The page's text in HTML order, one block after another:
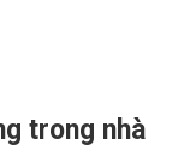
trong nhà